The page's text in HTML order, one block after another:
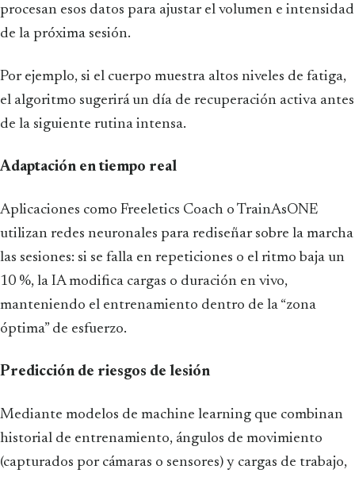
procesan esos datos para ajustar el volumen e intensidad
de la próxima sesión.
Por ejemplo, si el cuerpo muestra altos niveles de fatiga,
el algoritmo sugerirá un día de recuperación activa antes
de la siguiente rutina intensa.
Adaptación en tiempo real
Aplicaciones como Freeletics Coach o TrainAsONE
utilizan redes neuronales para rediseñar sobre la marcha
las sesiones: si se falla en repeticiones o el ritmo baja un
10 %, la IA modifica cargas o duración en vivo,
manteniendo el entrenamiento dentro de la “zona
óptima” de esfuerzo.
Predicción de riesgos de lesión
Mediante modelos de machine learning que combinan
historial de entrenamiento, ángulos de movimiento
(capturados por cámaras o sensores) y cargas de trabajo,